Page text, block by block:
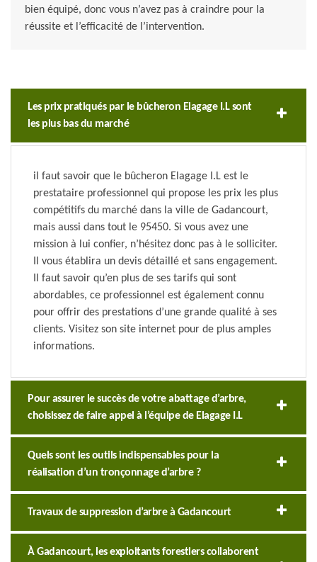
bien équipé, donc vous n’avez pas à craindre pour la
réussite et l’efficacité de l’intervention.
Les prix pratiqués par le bûcheron Elagage I.L sont
les plus bas du marché
il faut savoir que le bûcheron Elagage I.L est le
prestataire professionnel qui propose les prix les plus
compétitifs du marché dans la ville de Gadancourt,
mais aussi dans tout le 95450. Si vous avez une
mission à lui confier, n’hésitez donc pas à le solliciter.
Il vous établira un devis détaillé et sans engagement.
Il faut savoir qu’en plus de ses tarifs qui sont
abordables, ce professionnel est également connu
pour offrir des prestations d’une grande qualité à ses
clients. Visitez son site internet pour de plus amples
informations.
Pour assurer le succès de votre abattage d’arbre,
choisissez de faire appel à l’équipe de Elagage I.L
Quels sont les outils indispensables pour la
réalisation d’un tronçonnage d’arbre ?
Travaux de suppression d’arbre à Gadancourt
À Gadancourt, les exploitants forestiers collaborent